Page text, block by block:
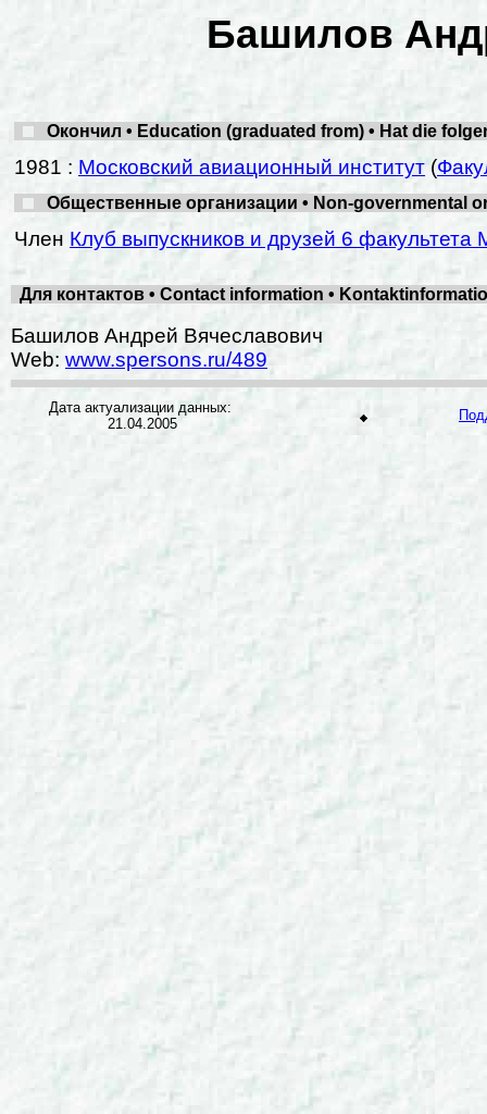
Башилов
Окончил • Education (graduated from) • Hat die
1981 : Московский авиационный институт(
Общественные организации • Non-governmental
Член Клуб выпускников и друзей 6 факультета
Для контактов • Contact information •
Башилов Андрей Вячеславович
Web: www.spersons.ru/489
Дата актуализации данных:
21.04.2005